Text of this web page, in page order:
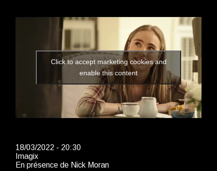
Click to accept marketing cookies and
enable this content
18/03/2022 - 20:30
Imagix
En présence de Nick Moran